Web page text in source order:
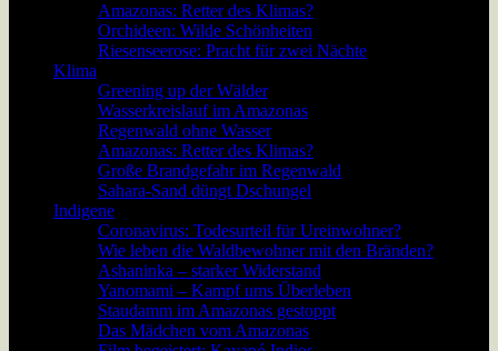
Amazonas: Retter des Klimas?
Orchideen: Wilde Schönheiten
Riesenseerose: Pracht für zwei Nächte
Klima
Greening up der Wälder
Wasserkreislauf im Amazonas
Regenwald ohne Wasser
Amazonas: Retter des Klimas?
Große Brandgefahr im Regenwald
Sahara-Sand düngt Dschungel
Indigene
Coronavirus: Todesurteil für Ureinwohner?
Wie leben die Waldbewohner mit den Bränden?
Ashaninka – starker Widerstand
Yanomami – Kampf ums Überleben
Staudamm im Amazonas gestoppt
Das Mädchen vom Amazonas